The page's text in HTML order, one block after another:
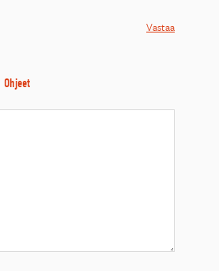
Vastaa
Ohjeet